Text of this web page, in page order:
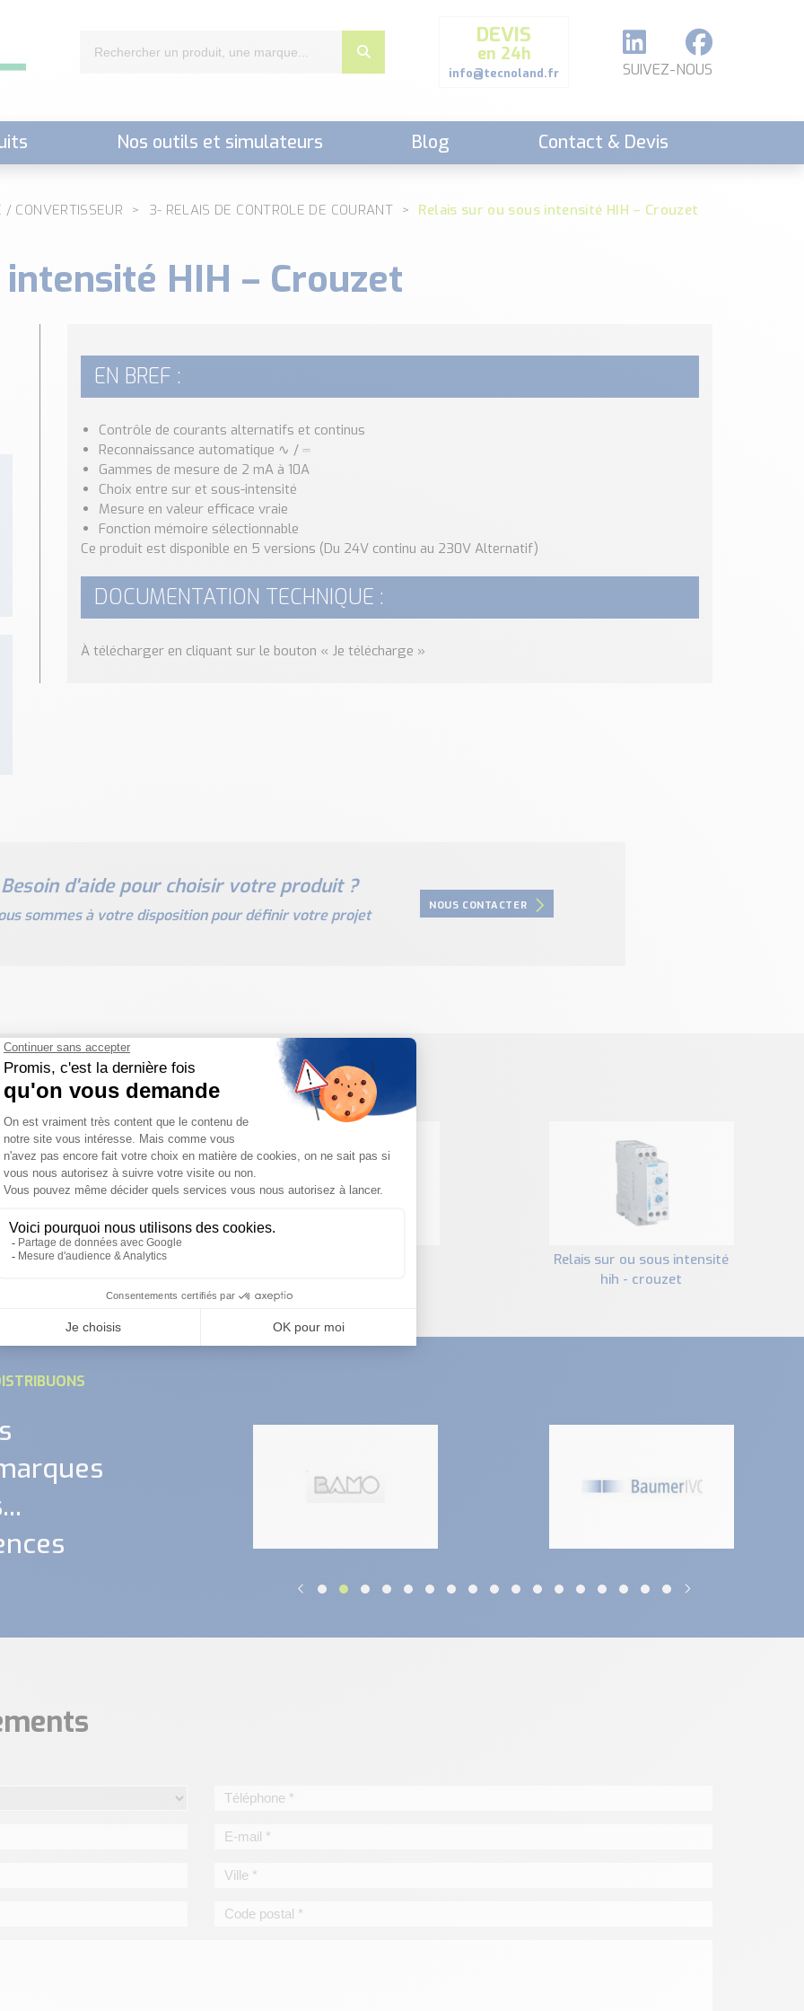
DEVIS
en 24h
info@tecnoland.fr SUIVEZ-NOUS
Nos outils et simulateurs Blog Contact & Devis
/ CONVERTISSEUR 3- RELAIS DE CONTROLE DE COURANT Relais sur ou sous intensité HIH – Crouzet
HIH – Crouzet
EN BREF :
Contrôle de courants alternatifs et continus
Reconnaissance automatique ∿ / ⎓
Gammes de mesure de 2 mA à 10A
Choix entre sur et sous-intensité
Mesure en valeur efficace vraie
Fonction mémoire sélectionnable
Ce produit est disponible en 5 versions (Du 24V continu au 230V Alternatif)
DOCUMENTATION TECHNIQUE :
À télécharger en cliquant sur le bouton « Je télécharge »
Besoin d'aide pour choisir votre produit ?
sommes à votre disposition pour définir votre projet NOUS CONTACTER
PRODUITS SIMILAIRES
relais sur ou sous intensité
hih - crouzet